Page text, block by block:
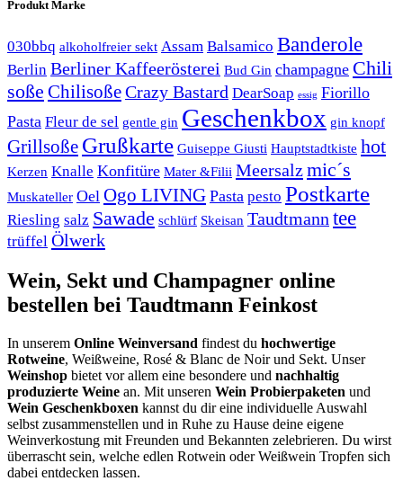
Produkt Marke
030bbq alkoholfreier sekt Assam Balsamico Banderole
Berlin Berliner Kaffeerösterei Bud Gin champagne Chili
soße ChilisoßeCrazy Bastard DearSoap essig Fiorillo
Pasta Fleur de sel gentle gin Geschenkbox gin knopf
Grillsoße Grußkarte Guiseppe Giusti Hauptstadtkiste hot
Kerzen Knalle Konfitüre Mater &Filii Meersalzmic´s
Muskateller Oel Ogo LIVING Pasta pesto Postkarte
Riesling salz Sawade schlürf Skeisan Taudtmann tee
trüffel Ölwerk
Wein, Sekt und Champagner online
bestellen bei Taudtmann Feinkost
In unserem Online Weinversand findest du hochwertige
Rotweine, Weißweine, Rosé & Blanc de Noir und Sekt. Unser
Weinshop bietet vor allem eine besondere und nachhaltig
produzierte Weine an. Mit unseren Wein Probierpaketen und
Wein Geschenkboxen kannst du dir eine individuelle Auswahl
selbst zusammenstellen und in Ruhe zu Hause deine eigene
Weinverkostung mit Freunden und Bekannten zelebrieren. Du wirst
überrascht sein, welche edlen Rotwein oder Weißwein Tropfen sich
dabei entdecken lassen.